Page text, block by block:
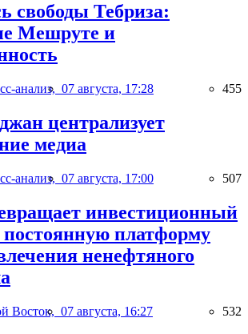
свободы Тебриза:
Мешруте и
анализ, 07 августа, 17:28 455
централизует
медиа
анализ, 07 августа, 17:00 507
инвестиционный
платформу
ненефтяного
Восток, 07 августа, 16:27 532